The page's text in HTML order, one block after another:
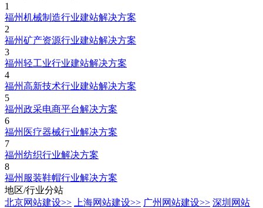
1
福州机械制造行业建站解决方案
2
福州矿产资源行业建站解决方案
3
福州轻工业行业建站解决方案
4
福州高新技术行业建站解决方案
5
福州政采电商平台解决方案
6
福州医疗器械行业解决方案
7
福州纺织行业解决方案
8
福州服装鞋帽行业解决方案
地区/行业分站
北京网站建设>> 上海网站建设>> 广州网站建设>> 深圳网站